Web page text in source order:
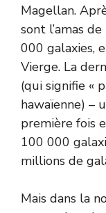
Magellan.
sont l’amas
000 galaxies,
Vierge. La
(qui signifie «
hawaïenne) –
première fois
100 000
millions de
Mais dans la